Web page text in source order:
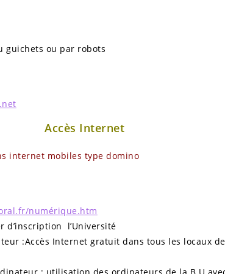
guichets ou par robots
Accès Internet
internet mobiles type domino
numérique.htm
d’inscription l’Université
:Accès Internet gratuit dans tous les locaux de